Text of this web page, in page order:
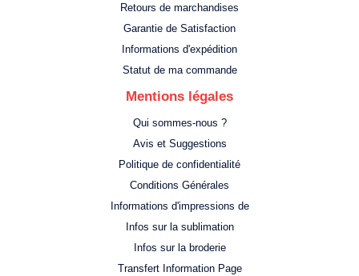
Retours de marchandises
Garantie de Satisfaction
Informations d'expédition
Statut de ma commande
Mentions légales
Qui sommes-nous ?
Avis et Suggestions
Politique de confidentialité
Conditions Générales
Informations d'impressions de
Infos sur la sublimation
Infos sur la broderie
Transfert Information Page